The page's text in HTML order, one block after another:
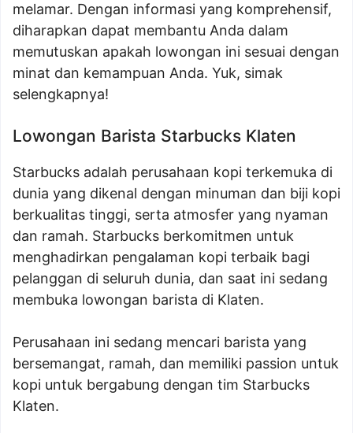
melamar. Dengan informasi yang komprehensif,
diharapkan dapat membantu Anda dalam
memutuskan apakah lowongan ini sesuai dengan
minat dan kemampuan Anda. Yuk, simak
selengkapnya!
Lowongan Barista Starbucks Klaten
Starbucks adalah perusahaan kopi terkemuka di
dunia yang dikenal dengan minuman dan biji kopi
berkualitas tinggi, serta atmosfer yang nyaman
dan ramah. Starbucks berkomitmen untuk
menghadirkan pengalaman kopi terbaik bagi
pelanggan di seluruh dunia, dan saat ini sedang
membuka lowongan barista di Klaten.
Perusahaan ini sedang mencari barista yang
bersemangat, ramah, dan memiliki passion untuk
kopi untuk bergabung dengan tim Starbucks
Klaten.